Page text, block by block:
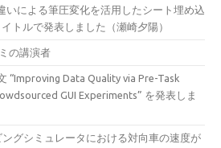
いによる筆圧変化を活用したシート埋め込
トルで発表しました（瀬崎夕陽）
の講演者
“Improving Data Quality via Pre-Task
GUI Experiments” を発表しま
グシミュレータにおける対向車の速度が